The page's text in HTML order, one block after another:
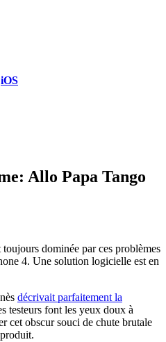
iOS
Allo Papa Tango
dominée par ces problèmes
4. Une solution logicielle est en
décrivait parfaitement la
testeurs font les yeux doux à
cet obscur souci de chute brutale